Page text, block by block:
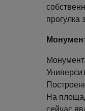
прогулка
На